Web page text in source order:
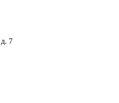
7